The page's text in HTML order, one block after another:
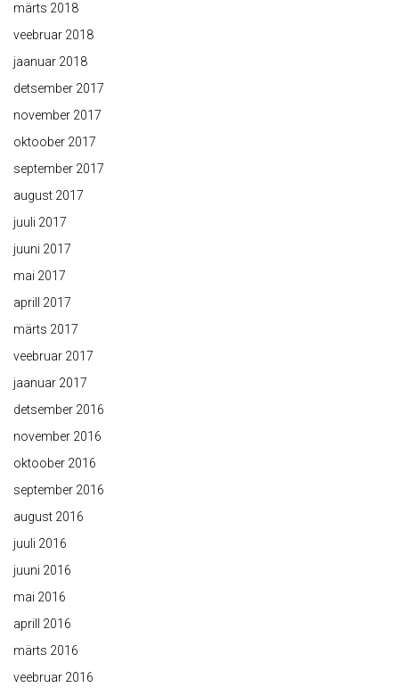
märts 2018
veebruar 2018
jaanuar 2018
detsember 2017
november 2017
oktoober 2017
september 2017
august 2017
juuli 2017
juuni 2017
mai 2017
aprill 2017
märts 2017
veebruar 2017
jaanuar 2017
detsember 2016
november 2016
oktoober 2016
september 2016
august 2016
juuli 2016
juuni 2016
mai 2016
aprill 2016
märts 2016
veebruar 2016